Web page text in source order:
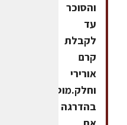
והסוכר
עד
לקבלת
קרם
אורירי
וחלק.מוסיפים
בהדרגה